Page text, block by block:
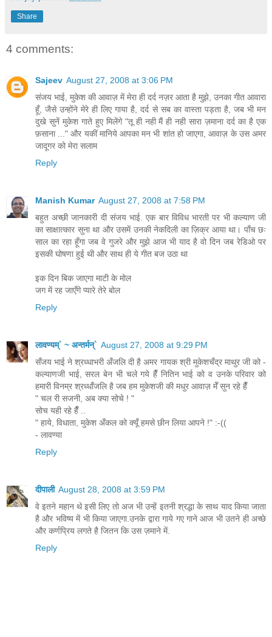
Share
4 comments:
Sajeev August 27, 2008 at 3:06 PM
संजय भाई, मुकेश की आवाज़ में मेरा ही दर्द नज़र आता है मुझे, उनका गीत आवारा
हूँ, जैसे उन्होंने मेरे ही लिए गाया है, दर्द से सब का वास्ता पड़ता है, जब भी मन
दुखे सुनें मुकेश गाते हुए मिलेंगे "तू ही नही मैं ही नही सारा ज़माना दर्द का है एक
फ़साना ..." और यकीं मानिये आपका मन भी शांत हो जाएगा, आवाज़ के उस अमर
जादूगर को मेरा सलाम
Reply
Manish Kumar August 27, 2008 at 7:58 PM
बहुत अच्छी जानकारी दी संजय भाई. एक बार विविध भारती पर भी कल्याण जी
का साक्षात्कार सुना था और उसमें उनकी नेकदिली का ज़िक्र आया था। पाँच छः
साल का रहा हूँगा जब वे गुजरे और मुझे आज भी याद है वो दिन जब रेडिओ पर
इसकी घोषणा हुई थी और साथ ही ये गीत बज उठा था
इक दिन बिक जाएगा माटी के मोल
जग में रह जाएँगे प्यारे तेरे बोल
Reply
लावण्यम्` ~ अन्तर्मन्` August 27, 2008 at 9:29 PM
सँजय भाई ने श्रध्धाभरी अँजलि दी है अमर गायक श्री मुकेशचँद्र माथुर जी को -
कल्याणजी भाई, सरल बेन भी चले गये हैँ नितिन भाई को व उनके परिवार को
हमारी विनम्र श्रध्धाँजलि है जब हम मुकेशजी की मधुर आवाज़ मेँ सुन रहे हैँ
" चल री सजनी, अब क्या सोचे ! "
सोच यही रहे हैँ ..
" हाये, विधाता, मुकेश अँकल को क्यूँ हमसे छीन लिया आपने !" :-((
- लावण्या
Reply
दीपाली August 28, 2008 at 3:59 PM
वे इतने महान थे इसी लिए तो अज भी उन्हें इतनी श्रद्धा के साथ याद किया जाता
है और भविष्य में भी किया जाएगा.उनके द्वारा गाये गए गाने आज भी उतने ही अच्छे
और कर्णप्रिय लगते है जितन कि उस ज़माने में.
Reply